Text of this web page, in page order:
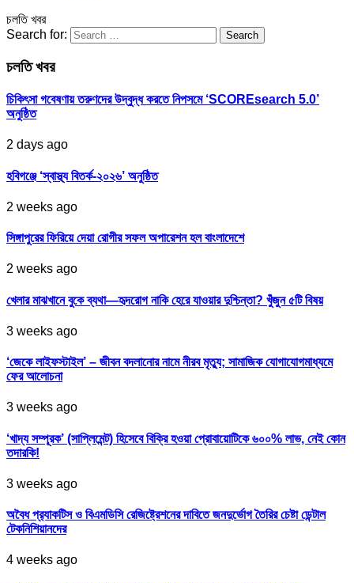
চলতি খবর
Search for:
চলতি খবর
চিকিৎসা গবেষণায় তরুণদের উদ্বুদ্ধ করতে নিপসমে ‘SCOREsearch 5.0’
অনুষ্ঠিত
2 days ago
হবিগঞ্জে ‘স্বাস্থ্য বিতর্ক-২০২৬’ অনুষ্ঠিত
2 weeks ago
সিঙ্গাপুরের ফিরিয়ে দেয়া রোগীর সফল অপারেশন হল বাংলাদেশে
2 weeks ago
খেলার মাঝখানে বুকে ব্যথা—হৃদরোগ নাকি হেরে যাওয়ার দুশ্চিন্তা? খুঁজুন ৫টি বিষয়
3 weeks ago
‘জেকে লাইফস্টাইল’ – জীবন বদলানোর নামে নীরব মৃত্যু; সামাজিক যোগাযোগমাধ্যমে
ফের আলোচনা
3 weeks ago
‘খাদ্য সম্পূরক’ (সাপ্লিমেন্ট) হিসেবে বিক্রি হওয়া প্রোবায়োটিকে ৬০০% লাভ, নেই কোন
তদারকি!
3 weeks ago
অবৈধ প্র‍্যাকটিস ও বিএমডিসি রেজিষ্ট্রেশনের দাবিতে জনদুর্ভোগ তৈরির চেষ্টা ডেন্টাল
টেকনিশিয়ানদের
4 weeks ago